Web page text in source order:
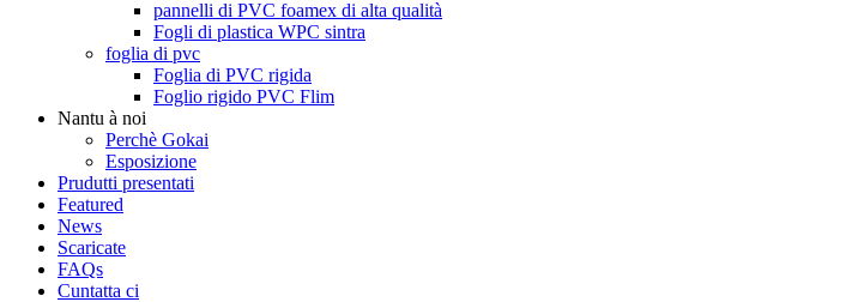
pannelli di PVC foamex di alta qualità
Fogli di plastica WPC sintra
foglia di pvc
Foglia di PVC rigida
Foglio rigido PVC Flim
Nantu à noi
Perchè Gokai
Esposizione
Prudutti presentati
Featured
News
Scaricate
FAQs
Cuntatta ci